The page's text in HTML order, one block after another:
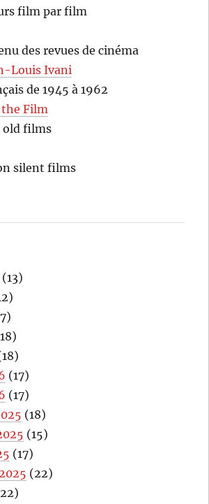
film par film
des revues de cinéma
Louis Ivani
de 1945 à 1962
Film
old films
silent films
(13)
(17)
(17)
(18)
(15)
(17)
(22)